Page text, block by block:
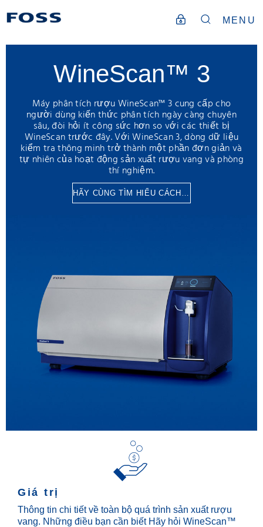
MENU
WineScan™ 3
Máy phân tích rượu WineScan™ 3 cung cấp cho
người dùng kiến thức phân tích ngày càng chuyên
sâu, đòi hỏi ít công sức hơn so với các thiết bị
WineScan trước đây. Với WineScan 3, dòng dữ liệu
kiểm tra thông minh trở thành một phần đơn giản và
tự nhiên của hoạt động sản xuất rượu vang và phòng
thí nghiệm.
HÃY CÙNG TÌM HIỂU CÁCH THỨC HOẠT ĐỘNG
Giá trị
Thông tin chi tiết về toàn bộ quá trình sản xuất rượu
vang. Những điều bạn cần biết Hãy hỏi WineScan™